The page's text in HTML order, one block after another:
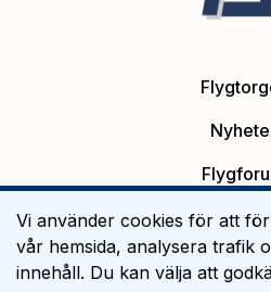
Vi använder cookies för att
vår hemsida, analysera trafik
innehåll. Du kan välja att